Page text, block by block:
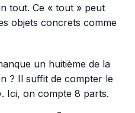
tout. Ce « tout » peut
objets concrets comme
un huitième de la
? Il suffit de compter le
Ici, on compte 8 parts.